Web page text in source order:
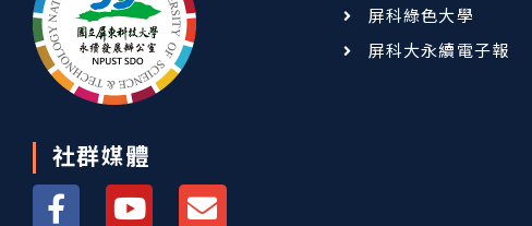
社群媒體
屏科綠色大學
屏科大永續電子報